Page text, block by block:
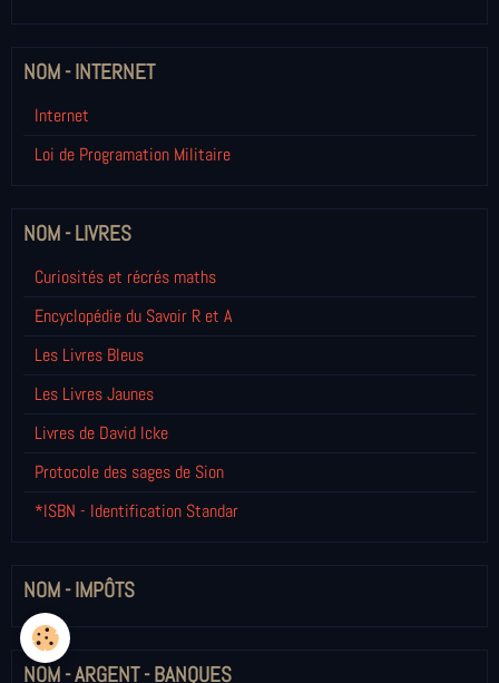
NOM - INTERNET
Internet
Loi de Programation Militaire
NOM - LIVRES
Curiosités et récrés maths
Encyclopédie du Savoir R et A
Les Livres Bleus
Les Livres Jaunes
Livres de David Icke
Protocole des sages de Sion
*ISBN - Identification Standar
NOM - IMPÔTS
NOM - ARGENT - BANQUES